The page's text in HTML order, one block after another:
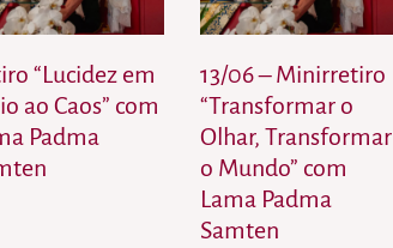
“Lucidez em
ao Caos” com
Padma
13/06 – Minirretiro
“Transformar o
Olhar, Transformar
o Mundo” com
Lama Padma
Samten